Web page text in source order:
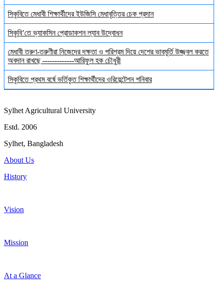
সিকৃবিতে মেধাবী শিক্ষার্থীদের ইউজিসি মেধাবৃত্তির চেক প্রদান
সিকৃবি’তে ভ্যাকসিন প্রোডাকশন ল্যাব উদ্বোধন
মেধাবী তরুণ-তরুণীরা নিজেদের দক্ষতা ও পরিশ্রম দিয়ে দেশের ভাবমূর্তি উজ্জ্বল করতে
অবদান রাখছে -------------আরিফুল হক চৌধুরী
সিকৃবিতে প্রথম বর্ষে ভর্তিকৃত শিক্ষার্থীদের ওরিয়েন্টেশন শনিবার
Sylhet Agricultural University
Estd. 2006
Sylhet, Bangladesh
About Us
History
Vision
Mission
At a Glance